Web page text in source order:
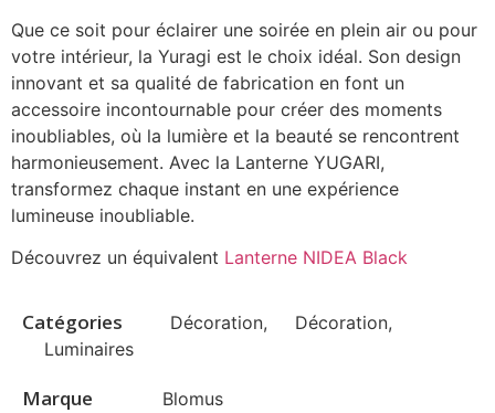
Que ce soit pour éclairer une soirée en plein air ou pour
votre intérieur, la Yuragi est le choix idéal. Son design
innovant et sa qualité de fabrication en font un
accessoire incontournable pour créer des moments
inoubliables, où la lumière et la beauté se rencontrent
harmonieusement. Avec la Lanterne YUGARI,
transformez chaque instant en une expérience
lumineuse inoubliable.
Découvrez un équivalent Lanterne NIDEA Black
Catégories Décoration, Décoration,
Luminaires
Marque Blomus